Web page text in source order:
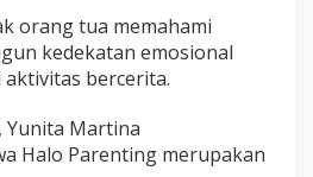
orang tua memahami
kedekatan emosional
bercerita.
Yunita Martina
Halo Parenting merupakan